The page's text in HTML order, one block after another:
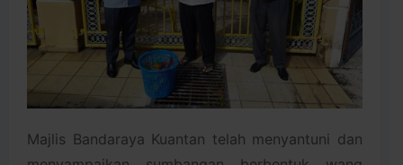
Majlis Bandaraya Kuantan telah menyantuni dan